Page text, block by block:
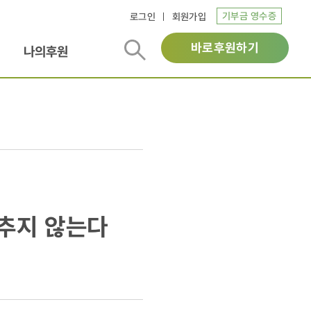
로그인 회원가입 기부금 영수증
나의후원 바로후원하기
지 않는다